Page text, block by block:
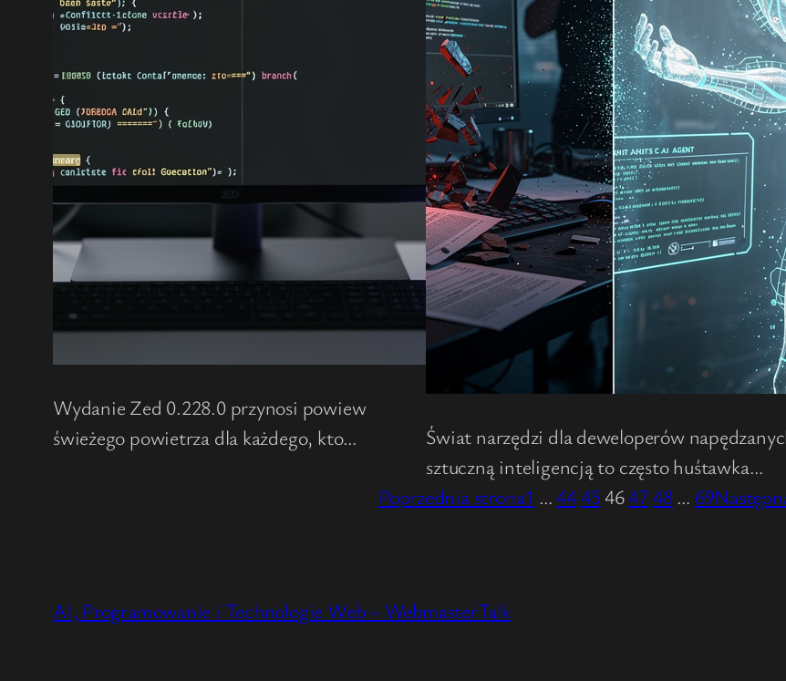
Wydanie Zed 0.228.0 przynosi powiew
świeżego powietrza dla każdego, kto…
Świat narzędzi dla deweloperów
sztuczną inteligencją to często huśtawka…
Poprzednia strona1 …4445464748 … 69
AI, Programowanie i Technologie Web – WebmasterTalk